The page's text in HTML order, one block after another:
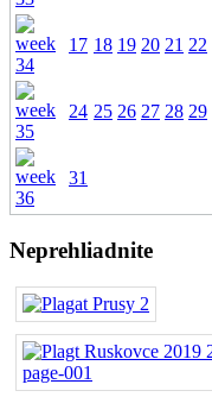
17 18 19 20 21 22
24 25 26 27 28 29
31
Neprehliadnite